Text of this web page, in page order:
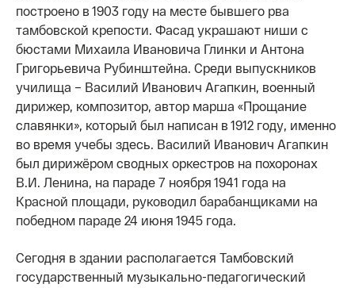
построено в 1903 году на месте бывшего рва
тамбовской крепости. Фасад украшают ниши с
бюстами Михаила Ивановича Глинки и Антона
Григорьевича Рубинштейна. Среди выпускников
училища – Василий Иванович Агапкин, военный
дирижер, композитор, автор марша «Прощание
славянки», который был написан в 1912 году, именно
во время учебы здесь. Василий Иванович Агапкин
был дирижёром сводных оркестров на похоронах
В.И. Ленина, на параде 7 ноября 1941 года на
Красной площади, руководил барабанщиками на
победном параде 24 июня 1945 года.
Сегодня в здании располагается Тамбовский
государственный музыкально-педагогический